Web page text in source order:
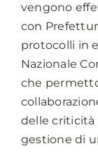
vengono
con
protocolli in
Nazionale
che
delle criticità
gestione di